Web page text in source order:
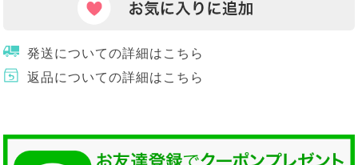
発送についての詳細はこちら
返品についての詳細はこちら